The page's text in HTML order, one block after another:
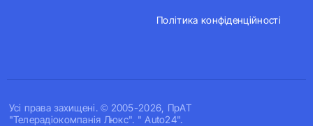
Усi права захищенi. © 2005-2026, ПрАТ
"Телерадіокомпанія Люкс". " Auto24".
Політика конфіденційності